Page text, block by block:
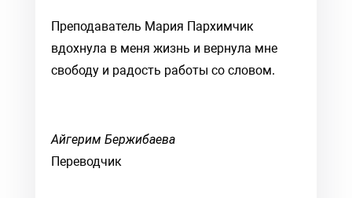
Преподаватель Мария Пархимчик
вдохнула в меня жизнь и вернула мне
свободу и радость работы со словом.
Айгерим Бержибаева
Переводчик